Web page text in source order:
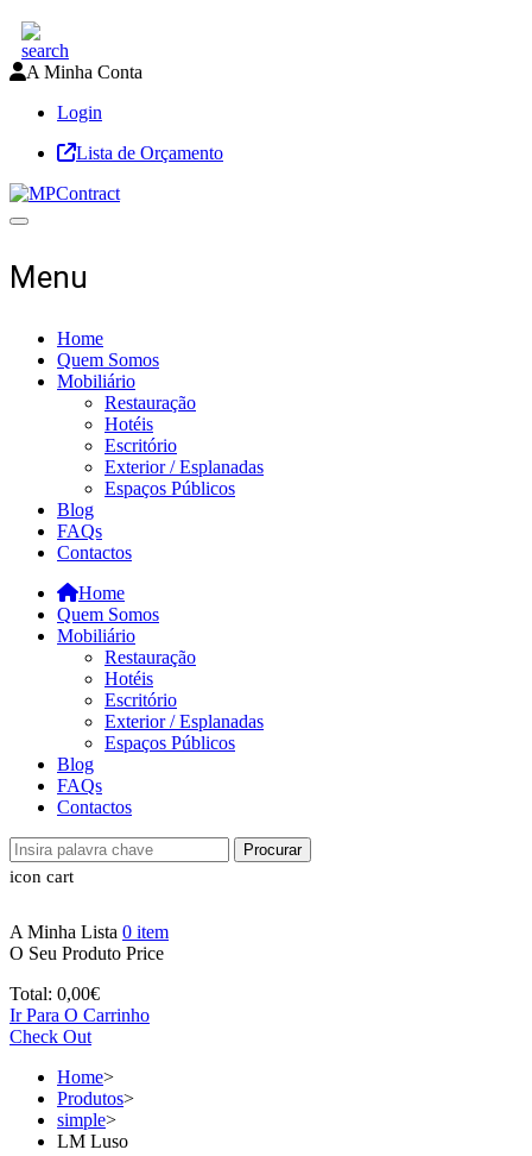
A Minha Conta
Login
Lista de Orçamento
Toggle navigation
Menu
Home
Quem Somos
Mobiliário
Restauração
Hotéis
Escritório
Exterior / Esplanadas
Espaços Públicos
Blog
FAQs
Contactos
Home
Quem Somos
Mobiliário
Restauração
Hotéis
Escritório
Exterior / Esplanadas
Espaços Públicos
Blog
FAQs
Contactos
Procurar
icon cart
A Minha Lista 0 item
O Seu Produto Price
Total: 0,00€
Ir Para O Carrinho
Check Out
Home>
Produtos>
simple>
LM Luso